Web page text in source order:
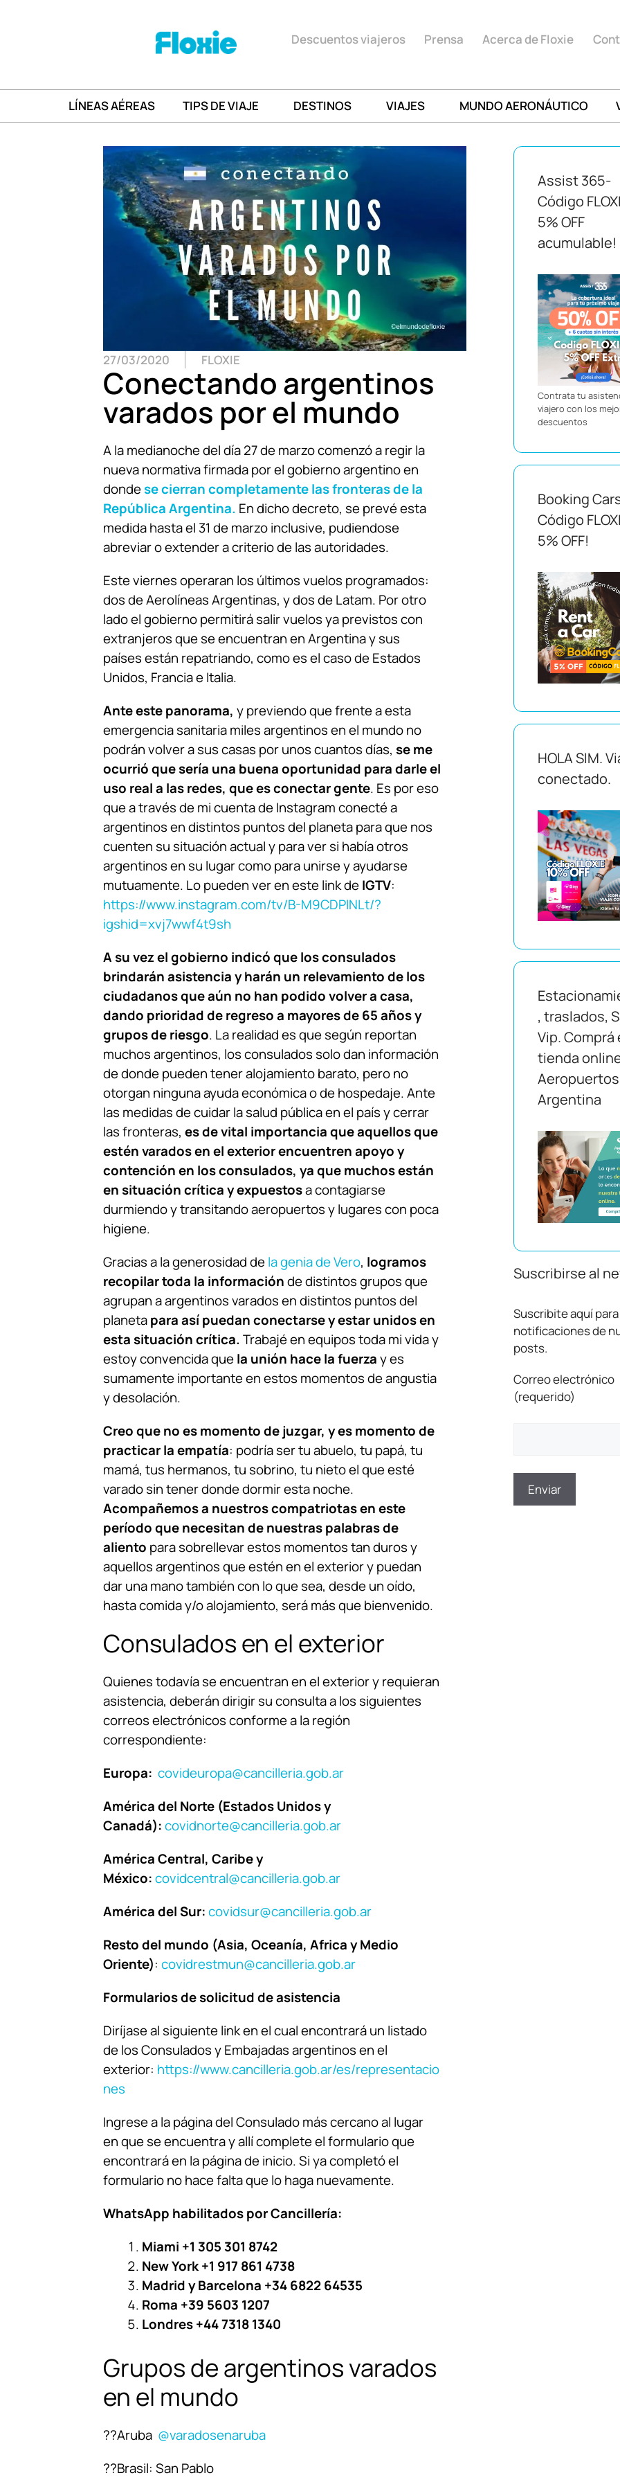
Descuentos viajeros Prensa Acerca de Floxie
LÍNEAS AÉREAS TIPS DE VIAJE DESTINOS VIAJES MUNDO AERONÁUTICO
Assist 365-
Código
5% OFF
acumulable!
Contrata tu
viajero con los
descuentos
Booking
Código
5% OFF!
HOLA SIM.
conectado.
, traslados,
Vip. Comprá
tienda
Aeropuertos
Argentina
Suscribirse al
Suscribite aquí
notificaciones de
posts.
Correo electrónico
(requerido)
27/03/2020 FLOXIE
Conectando argentinos
varados por el mundo
A la medianoche del día 27 de marzo comenzó a regir la
nueva normativa firmada por el gobierno argentino en
dondese cierran completamente las fronteras de la
República Argentina. En dicho decreto, se prevé esta
medida hasta el 31 de marzo inclusive, pudiendose
abreviar o extender a criterio de las autoridades.
Este viernes operaran los últimos vuelos programados:
dos de Aerolíneas Argentinas, y dos de Latam. Por otro
lado el gobierno permitirá salir vuelos ya previstos con
extranjeros que se encuentran en Argentina y sus
países están repatriando, como es el caso de Estados
Unidos, Francia e Italia.
Ante este panorama, y previendo que frente a esta
emergencia sanitaria miles argentinos en el mundo no
podrán volver a sus casas por unos cuantos días, se me
ocurrió que sería una buena oportunidad para darle el
uso real a las redes, que es conectar gente. Es por eso
que a través de mi cuenta de Instagram conecté a
argentinos en distintos puntos del planeta para que nos
cuenten su situación actual y para ver si había otros
argentinos en su lugar como para unirse y ayudarse
mutuamente. Lo pueden ver en este link deIGTV:
https://www.instagram.com/tv/B-M9CDPlNLt/?
igshid=xvj7wwf4t9sh
A su vez el gobierno indicó que los consulados
brindarán asistencia y harán un relevamiento de los
ciudadanos que aún no han podido volver a casa,
dando prioridad de regreso a mayores de 65 años y
grupos de riesgo. La realidad es que según reportan
muchos argentinos, los consulados solo dan información
de donde pueden tener alojamiento barato, pero no
otorgan ninguna ayuda económica o de hospedaje. Ante
las medidas de cuidar la salud pública en el país y cerrar
las fronteras, es de vital importancia que aquellos que
estén varados en el exterior encuentren apoyo y
contención en los consulados, ya que muchos están
en situación crítica y expuestosa contagiarse
durmiendo y transitando aeropuertos y lugares con poca
higiene.
Gracias a la generosidad dela genia de Vero, logramos
recopilar toda la informaciónde distintos grupos que
agrupan a argentinos varados en distintos puntos del
planetapara así puedan conectarse y estar unidos en
esta situación crítica. Trabajé en equipos toda mi vida y
estoy convencida quela unión hace la fuerzay es
sumamente importante en estos momentos de angustia
y desolación.
Creo que no es momento de juzgar, y es momento de
practicar la empatía: podría ser tu abuelo, tu papá, tu
mamá, tus hermanos, tu sobrino, tu nieto el que esté
varado sin tener donde dormir esta noche.
Acompañemos a nuestros compatriotas en este
período que necesitan de nuestras palabras de
aliento para sobrellevar estos momentos tan duros y
aquellos argentinos que estén en el exterior y puedan
dar una mano también con lo que sea, desde un oído,
hasta comida y/o alojamiento, será más que bienvenido.
Consulados en el exterior
Quienes todavía se encuentran en el exterior y requieran
asistencia, deberán dirigir su consulta a los siguientes
correos electrónicos conforme a la región
correspondiente:
Europa: covideuropa@cancilleria.gob.ar
América del Norte (Estados Unidos y
Canadá):covidnorte@cancilleria.gob.ar
América Central, Caribe y
México:covidcentral@cancilleria.gob.ar
América del Sur:covidsur@cancilleria.gob.ar
Resto del mundo (Asia, Oceanía, Africa y Medio
Oriente): covidrestmun@cancilleria.gob.ar
Formularios de solicitud de asistencia
Diríjase al siguiente link en el cual encontrará un listado
de los Consulados y Embajadas argentinos en el
exterior: https://www.cancilleria.gob.ar/es/representacio
nes
Ingrese a la página del Consulado más cercano al lugar
en que se encuentra y allí complete el formulario que
encontrará en la página de inicio. Si ya completó el
formulario no hace falta que lo haga nuevamente.
WhatsApp habilitados por Cancillería:
Miami +1 305 301 8742
New York +1 917 861 4738
Madrid y Barcelona +34 6822 64535
Roma +39 5603 1207
Londres +44 7318 1340
Grupos de argentinos varados
en el mundo
??Aruba @varadosenaruba
??Brasil: San Pablo